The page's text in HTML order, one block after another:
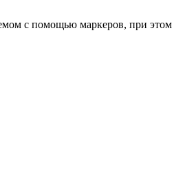
с помощью маркеров, при